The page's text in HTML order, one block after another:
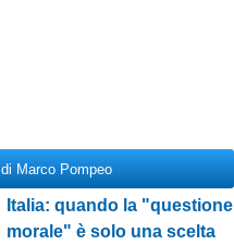
di Marco Pompeo
Italia: quando la "questione
morale" è solo una scelta